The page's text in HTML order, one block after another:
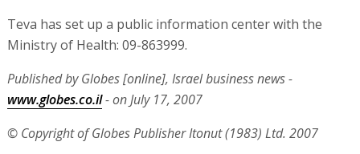
Teva has set up a public information center with the
Ministry of Health: 09-863999.
Published by Globes [online], Israel business news -
www.globes.co.il- on July 17, 2007
© Copyright of Globes Publisher Itonut (1983) Ltd. 2007